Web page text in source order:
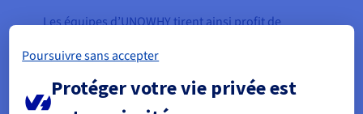
Les équipes d’UNOWHY tirent ainsi profit de
adapter leur plateforme à leurs enjeux de
performances et de disponibilité. Leurs
développeurs et ingénieurs peuvent ainsi servir en
Poursuivre sans accepter
Protéger votre vie privée est